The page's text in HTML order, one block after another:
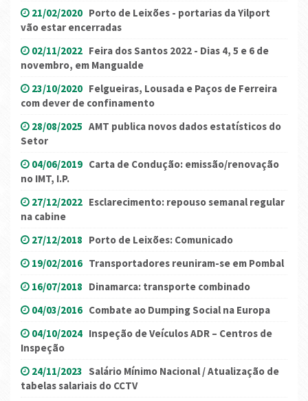
21/02/2020 Porto de Leixões - portarias da Yilport
vão estar encerradas
02/11/2022 Feira dos Santos 2022 - Dias 4, 5 e 6 de
novembro, em Mangualde
23/10/2020 Felgueiras, Lousada e Paços de Ferreira
com dever de confinamento
28/08/2025 AMT publica novos dados estatísticos do
Setor
04/06/2019 Carta de Condução: emissão/renovação
no IMT, I.P.
27/12/2022 Esclarecimento: repouso semanal regular
na cabine
27/12/2018 Porto de Leixões: Comunicado
19/02/2016 Transportadores reuniram-se em Pombal
16/07/2018 Dinamarca: transporte combinado
04/03/2016 Combate ao Dumping Social na Europa
04/10/2024 Inspeção de Veículos ADR – Centros de
Inspeção
24/11/2023 Salário Mínimo Nacional / Atualização de
tabelas salariais do CCTV